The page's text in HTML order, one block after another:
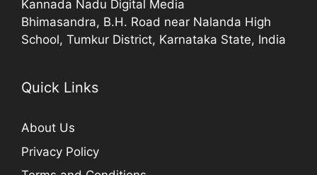
Kannada Nadu Digital Media
Bhimasandra, B.H. Road near Nalanda High
School, Tumkur District, Karnataka State, India
Quick Links
About Us
Privacy Policy